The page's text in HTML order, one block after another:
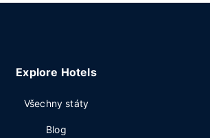
Explore Hotels
Všechny státy
Blog